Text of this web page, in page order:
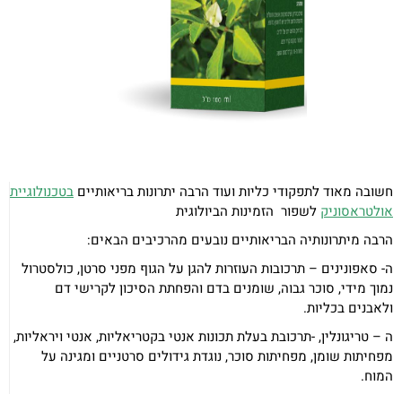
חשובה מאוד לתפקודי כליות ועוד הרבה יתרונות בריאותיים בטכנולוגיית
אולטראסוניק לשפור הזמינות הביולוגית
הרבה מיתרונותיה הבריאותיים נובעים מהרכיבים הבאים:
ה- סאפונינים – תרכובות העוזרות להגן על הגוף מפני סרטן, כולסטרול
נמוך מידי, סוכר גבוה, שומנים בדם והפחתת הסיכון לקרישי דם
ולאבנים בכליות.
ה – טריגונלין, -תרכובת בעלת תכונות אנטי בקטריאליות, אנטי ויראליות,
מפחיתות שומן, מפחיתות סוכר, נוגדת גידולים סרטניים ומגינה על
המוח.